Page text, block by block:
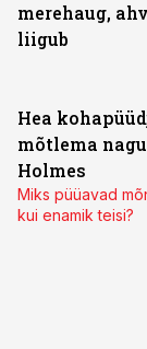
merehaug,
liigub
Hea
mõtlema
Holmes
Miks püüavad
kui enamik teisi?